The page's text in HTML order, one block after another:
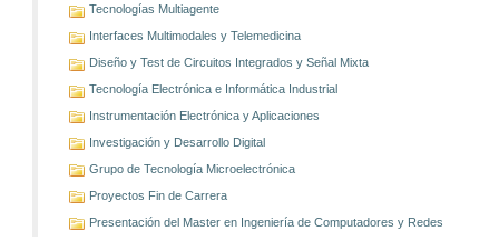
Tecnologías Multiagente
Interfaces Multimodales y Telemedicina
Diseño y Test de Circuitos Integrados y Señal Mixta
Tecnología Electrónica e Informática Industrial
Instrumentación Electrónica y Aplicaciones
Investigación y Desarrollo Digital
Grupo de Tecnología Microelectrónica
Proyectos Fin de Carrera
Presentación del Master en Ingeniería de Computadores y Redes